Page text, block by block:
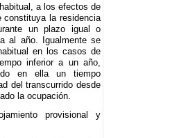
a los efectos de
constituya la residencia
un plazo igual o
al año. Igualmente se
en los casos de
inferior a un año,
en ella un tiempo
del transcurrido desde
la ocupación.
provisional y